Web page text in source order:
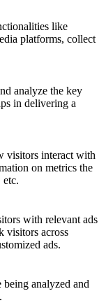
like
platforms, collect
analyze the key
in delivering a
visitors interact with
on metrics the
etc.
with relevant ads
visitors across
ads.
being analyzed and